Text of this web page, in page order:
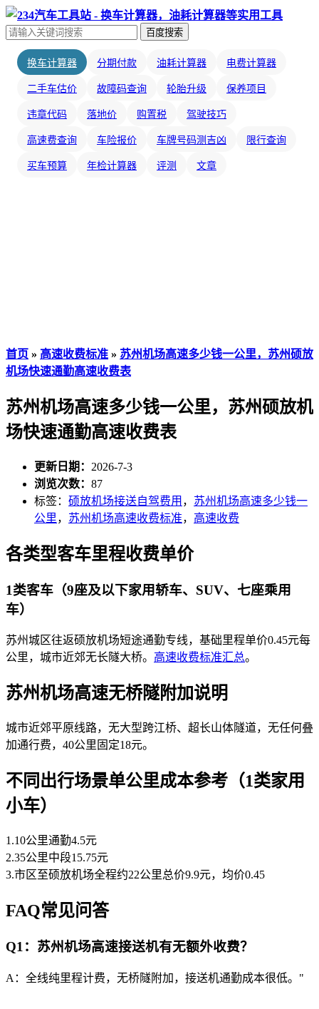
百度搜索
换车计算器 分期付款 油耗计算器 电费计算器
二手车估价 故障码查询 轮胎升级 保养项目
违章代码 落地价 购置税 驾驶技巧
高速费查询 车险报价 车牌号码测吉凶 限行查询
买车预算 年检计算器 评测 文章
首页 » 高速收费标准 » 苏州机场高速多少钱一公里，苏州硕放
机场快速通勤高速收费表
苏州机场高速多少钱一公里，苏州硕放机
场快速通勤高速收费表
更新日期： 2026-7-3
浏览次数： 87
标签： 硕放机场接送自驾费用 ， 苏州机场高速多少钱一
公里， 苏州机场高速收费标准， 高速收费
各类型客车里程收费单价
1类客车（9座及以下家用轿车、SUV、七座乘用
车）
苏州城区往返硕放机场短途通勤专线，基础里程单价0.45元每
公里，城市近郊无长隧大桥。 高速收费标准汇总。
苏州机场高速无桥隧附加说明
城市近郊平原线路，无大型跨江桥、超长山体隧道，无任何叠
加通行费，40公里固定18元。
不同出行场景单公里成本参考（1类家用
小车）
1.10公里通勤4.5元
2.35公里中段15.75元
3.市区至硕放机场全程约22公里总价9.9元，均价0.45
FAQ常见问答
Q1：苏州机场高速接送机有无额外收费？
A：全线纯里程计费，无桥隧附加，接送机通勤成本很低。"